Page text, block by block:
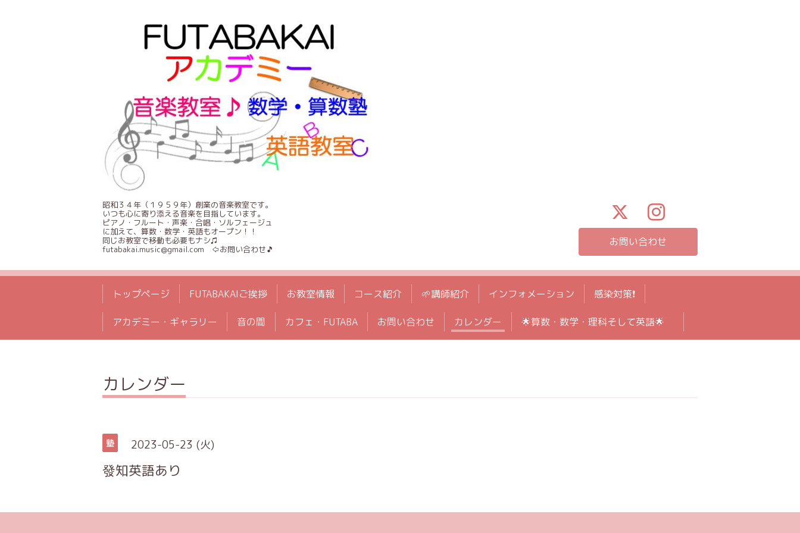
昭和３４年（１９５９年）創業の音楽教室です。
いつも心に寄り添える音楽を目指しています。
ピアノ・フルート・声楽・合唱・ソルフェージュ
に加えて、算数・数学・英語もオープン！！
同じお教室で移動も必要もナシ♫
futabakai.music@gmail.com ⇦お問い合わせ🎵
お問い合わせ
トップページ FUTABAKAIご挨拶 お教室情報 コース紹介 🌱講師紹介 インフォメーション 感染対策❗️
アカデミー・ギャラリー 音の間 カフェ・FUTABA お問い合わせ カレンダー 🌟算数・数学・理科そして英語🌟
カレンダー
塾 2023-05-23 (火)
發知英語あり